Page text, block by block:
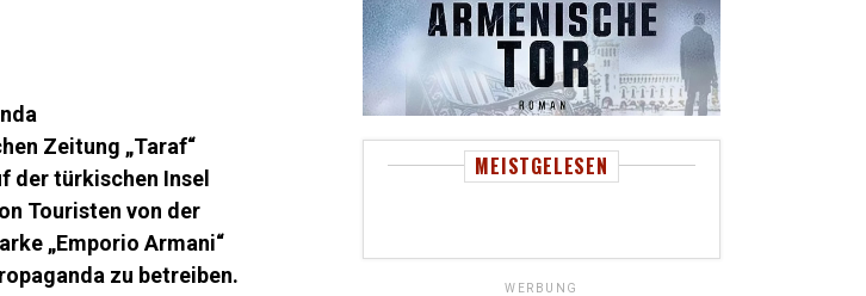
Zeitung „Taraf“
der türkischen Insel
Touristen von der
„Emporio Armani“
zu betreiben.
MEISTGELESEN
WERBUNG